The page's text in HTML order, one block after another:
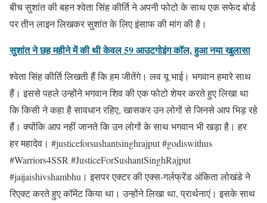
बीच सुशांत की बहन श्वेता सिंह कीर्ति ने अपनी फोटो के साथ एक सफेद बोर्ड
पर तीन लाइन लिखकर सुशांत के लिए इंसाफ की मांग की है।
सुशांत ने छह महीने में की थी केवल 59 आउटगोइंग कॉल, हुआ नया खुलासा
श्वेता सिंह कीर्ति लिखती हैं कि हम जीतेंगे। लव यू भाई। भगवान हमारे साथ
हैं। इससे पहले उन्होंने भगवान शिव की एक फोटो शेयर करते हुए लिखा था
कि किसी ने कहा है सावधान रहिए, खासकर उन लोगों से जिनसे आप भिड़ रहे
हैं। क्योंकि आप नहीं जानते कि उन लोगों के साथ भगवान भी खड़ा है। हर
हर महादेव। #justiceforsushantsinghrajput #godiswithus
#Warriors4SSR #JusticeForSushantSinghRajput
#jaijaishivshambhu। इसपर एक्टर की एक्स-गर्लफ्रेंड अंकिता लोखंडे ने
रिएक्ट करते हुए कॉमेंट किया था। उन्होंने लिखा था, प्रार्थनाएं। इसके साथ